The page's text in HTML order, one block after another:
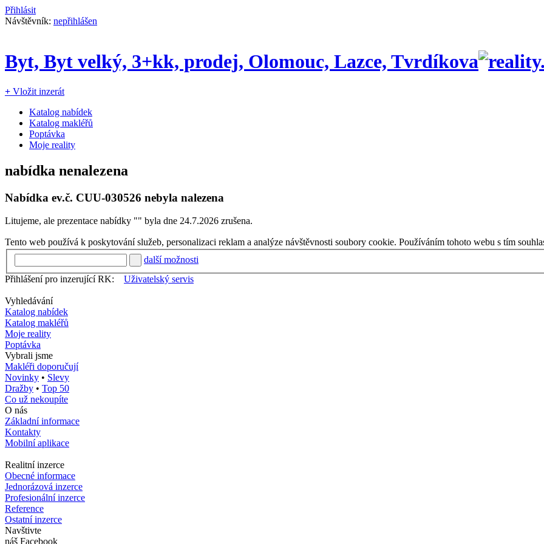
Přihlásit
Návštěvník: nepřihlášen
Byt, Byt velký, 3+kk, prodej, Olomouc, Lazce, Tvrdíkova
+ Vložit inzerát
Katalog nabídek
Katalog makléřů
Poptávka
Moje reality
nabídka nenalezena
Nabídka ev.č. CUU-030526 nebyla nalezena
Litujeme, ale prezentace nabídky "" byla dne 24.7.2026 zrušena.
Tento web používá k poskytování služeb, personalizaci reklam a analýze návštěvnosti soubory cookie. Používáním tohoto webu s tím
další možnosti
Přihlášení pro inzerující RK:
Uživatelský servis
Vyhledávání
Katalog nabídek
Katalog makléřů
Moje reality
Poptávka
Vybrali jsme
Makléři doporučují
Novinky • Slevy
Dražby • Top 50
Co už nekoupíte
O nás
Základní informace
Kontakty
Mobilní aplikace
Realitní inzerce
Obecné informace
Jednorázová inzerce
Profesionální inzerce
Reference
Ostatní inzerce
Navštivte
náš Facebook